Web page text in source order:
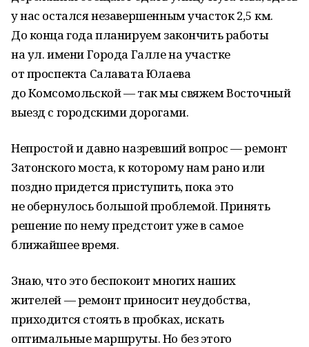
у нас остался незавершенным участок 2,5 км.
До конца года планируем закончить работы
на ул. имени Города Галле на участке
от проспекта Салавата Юлаева
до Комсомольской — так мы свяжем Восточный
выезд с городскими дорогами.
Непростой и давно назревший вопрос — ремонт
Затонского моста, к которому нам рано или
поздно придется приступить, пока это
не обернулось большой проблемой. Принять
решение по нему предстоит уже в самое
ближайшее время.
Знаю, что это беспокоит многих наших
жителей — ремонт приносит неудобства,
приходится стоять в пробках, искать
оптимальные маршруты. Но без этого